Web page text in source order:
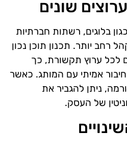
שונים
בלוגים, רשתות חברתיות
רחב יותר. תכנון תוכן נכון
לכל ערוץ תקשורת, כך
אמיתי עם המותג. כאשר
ניתן להגביר את
של העסק.